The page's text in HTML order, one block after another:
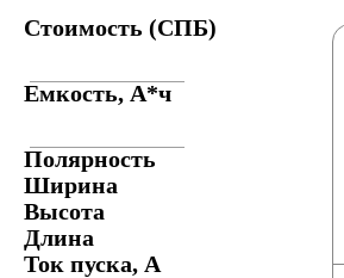
Стоимость (СПБ)
Емкость, А*ч
Полярность
Ширина
Высота
Длина
Ток пуска, А